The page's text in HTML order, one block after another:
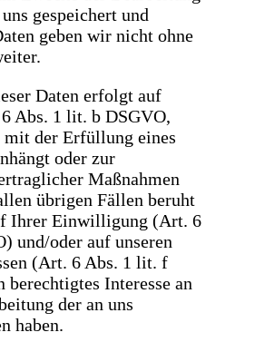
gespeichert und
geben wir nicht ohne
Daten erfolgt auf
Abs. 1 lit. b DSGVO,
der Erfüllung eines
oder zur
Maßnahmen
übrigen Fällen beruht
Ihrer Einwilligung (Art. 6
und/oder auf unseren
(Art. 6 Abs. 1 lit. f
Interesse an
der an uns
haben.